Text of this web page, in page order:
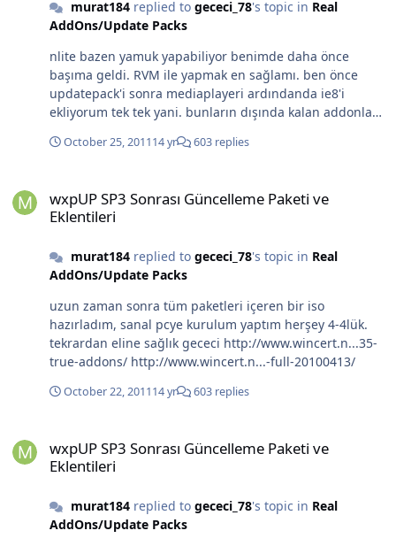
murat184replied to gececi_78's topic in Real
AddOns/Update Packs
nlite bazen yamuk yapabiliyor benimde daha önce
başıma geldi. RVM ile yapmak en sağlamı. ben önce
updatepack'i sonra mediaplayeri ardındanda ie8'i
ekliyorum tek tek yani. bunların dışında kalan addonları
October 25, 201114 yr 603 replies
wxpUP SP3 Sonrası Güncelleme Paketi ve
Eklentileri
murat184replied to gececi_78's topic in Real
AddOns/Update Packs
uzun zaman sonra tüm paketleri içeren bir iso
hazırladım, sanal pcye kurulum yaptım herşey 4-4lük.
tekrardan eline sağlık gececi http://www.wincert.n...35-
true-addons/ http://www.wincert.n...-full-20100413/
October 22, 201114 yr 603 replies
wxpUP SP3 Sonrası Güncelleme Paketi ve
Eklentileri
murat184replied to gececi_78's topic in Real
AddOns/Update Packs